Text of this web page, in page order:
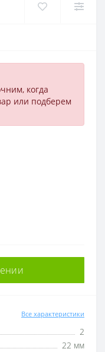
когда
или подберем
Все характеристики
2
22 мм